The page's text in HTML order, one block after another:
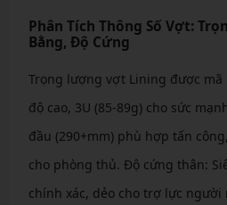
Phân Tích Thông Số Vợt:
Bằng, Độ Cứng
Trọng lượng vợt Lining được mã
độ cao, 3U (85-89g) cho sức
đầu (290+mm) phù hợp tấn
cho phòng thủ. Độ cứng thân:
chính xác, dẻo cho trợ lực người